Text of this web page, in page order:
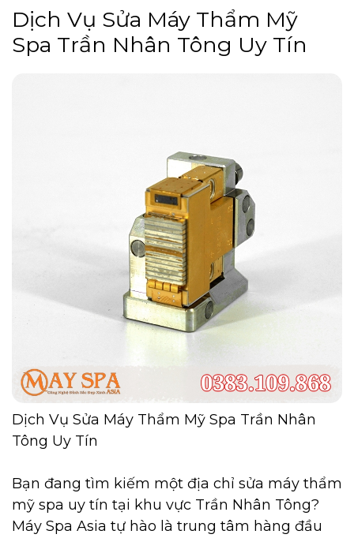
Dịch Vụ Sửa Máy Thẩm Mỹ
Spa Trần Nhân Tông Uy Tín
Dịch Vụ Sửa Máy Thẩm Mỹ Spa Trần Nhân
Tông Uy Tín
Bạn đang tìm kiếm một địa chỉ sửa máy thẩm
mỹ spa uy tín tại khu vực Trần Nhân Tông?
Máy Spa Asia tự hào là trung tâm hàng đầu